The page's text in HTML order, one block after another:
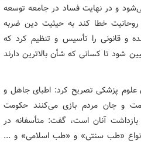
می‌شود و در نهایت فساد در جامعه توسعه
خطا کند به حیثیت دین ضربه
و قانونی را تأسیس و تنظیم کرد که
شود تا کسانی که شأن بالاترین دارند
پزشکی تصریح کرد: اطبای جاهل و
و جان مردم بازی می‌کنند حکومت
آنان است، گفت: متأسفانه در
«طب سنتی» و «طب اسلامی» و ...